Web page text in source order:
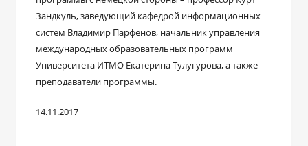
Зандкуль, заведующий кафедрой информационных
систем Владимир Парфенов, начальник управления
международных образовательных программ
Университета ИТМО Екатерина Тулугурова, а также
преподаватели программы.
14.11.2017